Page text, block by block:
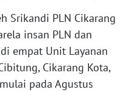
Srikandi PLN Cikarang
insan PLN dan
empat Unit Layanan
Cikarang Kota,
pada Agustus